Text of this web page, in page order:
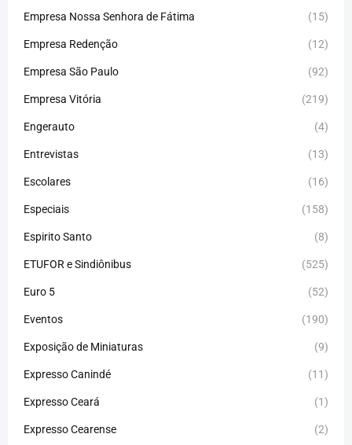
Empresa Nossa Senhora de Fátima (15)
Empresa Redenção (12)
Empresa São Paulo (92)
Empresa Vitória (219)
Engerauto (4)
Entrevistas (13)
Escolares (16)
Especiais (158)
Espirito Santo (8)
ETUFOR e Sindiônibus (525)
Euro 5 (52)
Eventos (190)
Exposição de Miniaturas (9)
Expresso Canindé (11)
Expresso Ceará (1)
Expresso Cearense (2)